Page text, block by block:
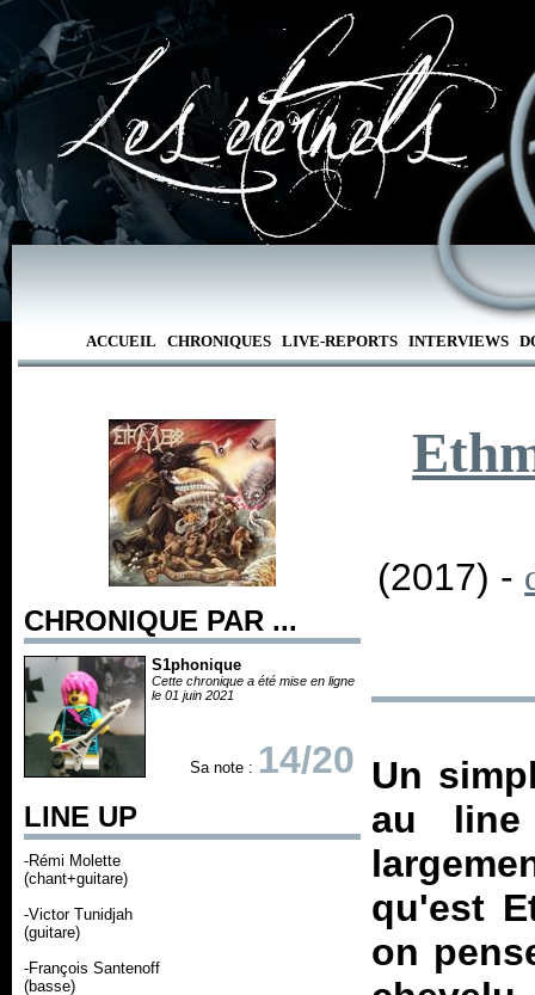
ACCUEIL CHRONIQUES LIVE-REPORTS INTERVIEWS
CHRONIQUE PAR ...
S1phonique
Cette chronique a été mise en ligne
le 01 juin 2021
Sa note : 14/20
LINE UP
-Rémi Molette
(chant+guitare)
-Victor Tunidjah
(guitare)
-François Santenoff
(basse)
(2017) -
Un
au
qu'est
on